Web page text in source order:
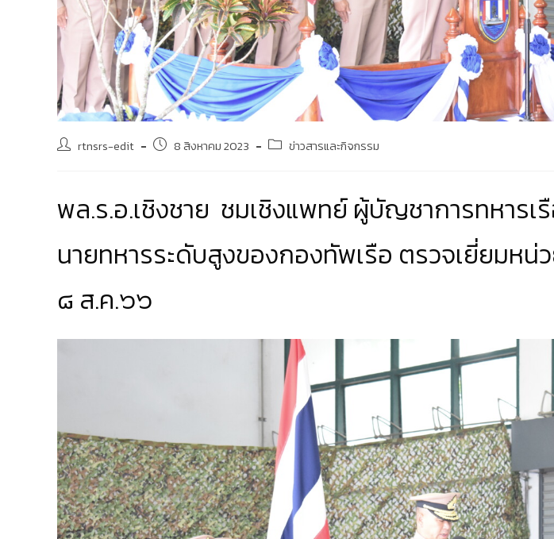
rtnsrs-edit 8 สิงหาคม 2023 ข่าวสารและกิจกรรม
พล.ร.อ.เชิงชาย ชมเชิงแพทย์ ผู้บัญชาการทหาร
นายทหารระดับสูงของกองทัพเรือ ตรวจเยี่ยมหน่
๘ ส.ค.๖๖